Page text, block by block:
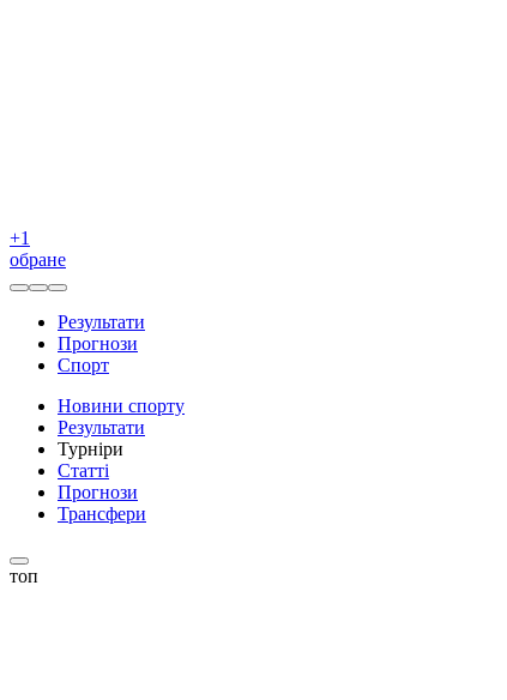
+1
обране
Результати
Прогнози
Спорт
Новини спорту
Результати
Турніри
Статті
Прогнози
Трансфери
топ